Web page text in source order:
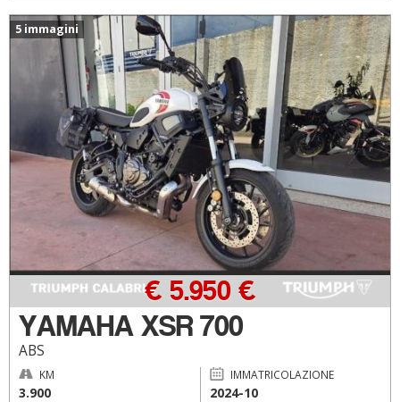
5 immagini
YAMAHA XSR 700
ABS
€ 5.950 €
KM
3.900
IMMATRICOLAZIONE
2024-10